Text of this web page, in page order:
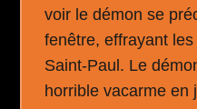
voir le démon se
fenêtre, effrayant
Saint-Paul. Le
horrible vacarme en